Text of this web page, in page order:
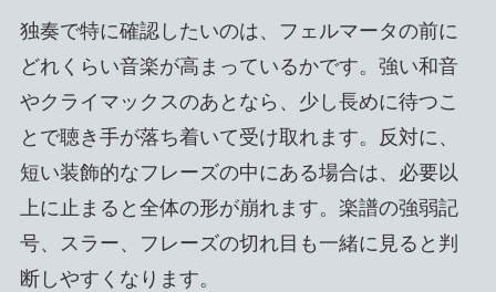
独奏で特に確認したいのは、フェルマータの前に
どれくらい音楽が高まっているかです。強い和音
やクライマックスのあとなら、少し長めに待つこ
とで聴き手が落ち着いて受け取れます。反対に、
短い装飾的なフレーズの中にある場合は、必要以
上に止まると全体の形が崩れます。楽譜の強弱記
号、スラー、フレーズの切れ目も一緒に見ると判
断しやすくなります。